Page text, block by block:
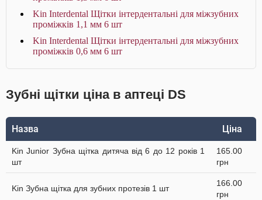
Kin Interdental Щітки інтердентальні для міжзубних
проміжків 1,1 мм 6 шт
Kin Interdental Щітки інтердентальні для міжзубних
проміжків 0,6 мм 6 шт
Зубні щітки ціна в аптеці DS
Назва Ціна
Kin Junior Зубна щітка дитяча від 6 до 12 років 1
шт
165.00
грн
Kin Зубна щітка для зубних протезів 1 шт
166.00
грн